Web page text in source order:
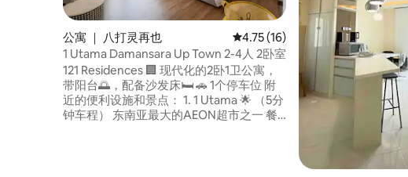
公寓 ｜ 八打灵再也 平均评分 4.75 分（满分 5 分），
4.75 (16)
1 Utama Damansara Up Town 2-4人 2卧室
121 Residences 🏢 现代化的2卧1卫公寓，
带阳台🌅，配备沙发床🛏️ 🚗 1个停车位 附
近的便利设施和景点： 1. 1 Utama 🌟 （5分
钟车程） 东南亚最大的AEON超市之一 餐